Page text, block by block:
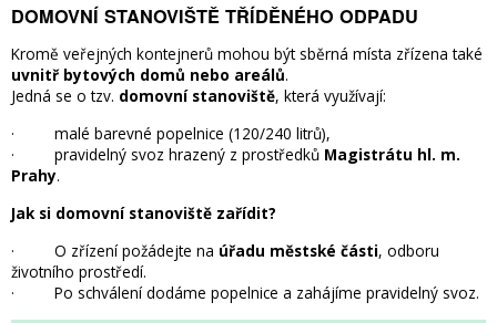
DOMOVNÍ STANOVIŠTĚ TŘÍDĚNÉHO ODPADU
Kromě veřejných kontejnerů mohou být sběrná místa zřízena také
uvnitř bytových domů nebo areálů.
Jedná se o tzv. domovní stanoviště, která využívají:
· malé barevné popelnice (120/240 litrů),
· pravidelný svoz hrazený z prostředků Magistrátu hl. m.
Prahy.
Jak si domovní stanoviště zařídit?
· O zřízení požádejte na úřadu městské části, odboru
životního prostředí.
· Po schválení dodáme popelnice a zahájíme pravidelný svoz.